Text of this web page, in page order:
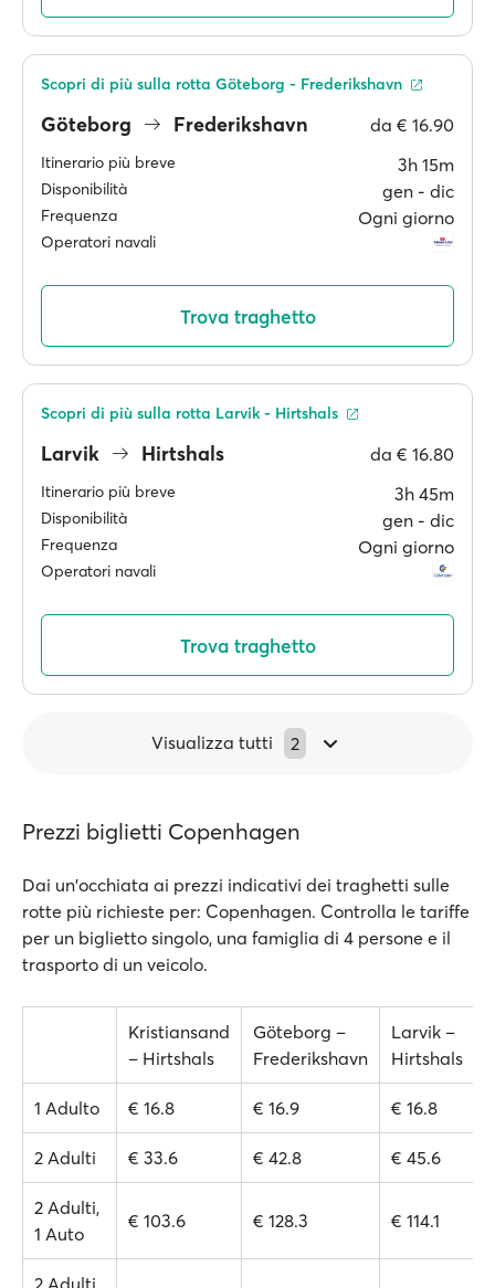
Göteborg Frederikshavn da € 16.90
Itinerario più breve 3h 15m
Disponibilità gen ‐ dic
Frequenza Ogni giorno
Operatori navali
Scopri di più sulla rotta Göteborg - Frederikshavn
Trova traghetto
Larvik Hirtshals da € 16.80
Itinerario più breve 3h 45m
Disponibilità gen ‐ dic
Frequenza Ogni giorno
Operatori navali
Scopri di più sulla rotta Larvik - Hirtshals
Trova traghetto
Visualizza tutti 2
Prezzi biglietti Copenhagen
Dai un'occhiata ai prezzi indicativi dei traghetti sulle
rotte più richieste per: Copenhagen. Controlla le tariffe
per un biglietto singolo, una famiglia di 4 persone e il
trasporto di un veicolo.
Kristiansand
– Hirtshals
Göteborg –
Frederikshavn
Larvik –
Hirtshals
1 Adulto € 16.8 € 16.9 € 16.8
2 Adulti € 33.6 € 42.8 € 45.6
2 Adulti,
1 Auto
€ 103.6 € 128.3 € 114.1
2 Adulti,